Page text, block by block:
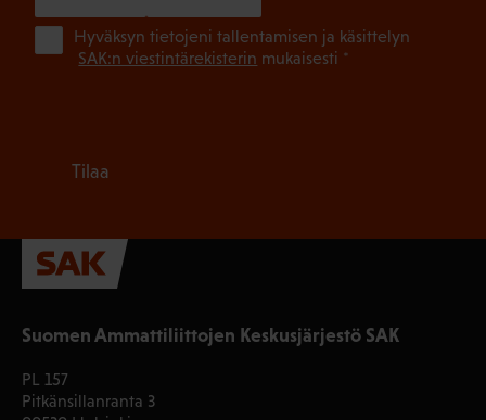
Suomen Ammattiliittojen Keskusjärjestö SAK
PL 157
Pitkänsillanranta 3
Hyväksyn tietojeni tallentamisen ja käsittelyn
SAK:n viestintärekisterin mukaisesti *
Tilaa